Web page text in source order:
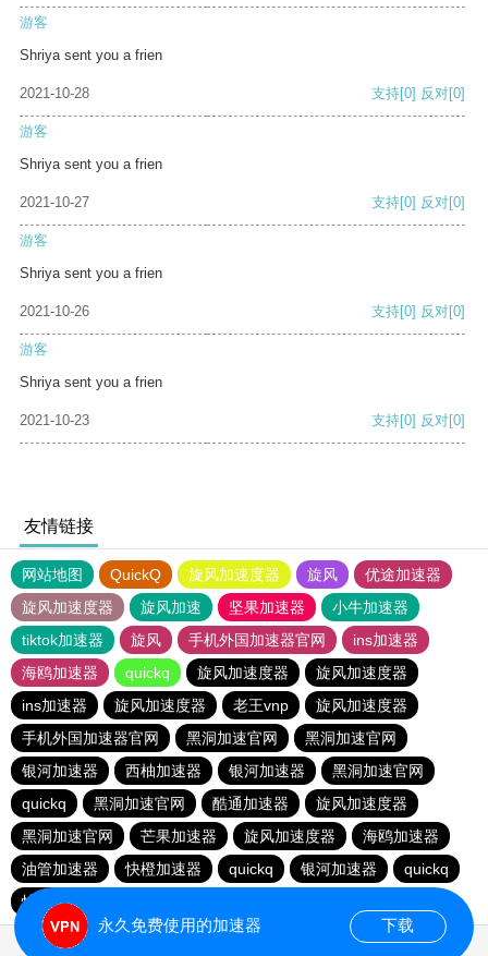
游客
Shriya sent you a frien
2021-10-28 支持[0] 反对[0]
游客
Shriya sent you a frien
2021-10-27 支持[0] 反对[0]
游客
Shriya sent you a frien
2021-10-26 支持[0] 反对[0]
游客
Shriya sent you a frien
2021-10-23 支持[0] 反对[0]
友情链接
网站地图 QuickQ 旋风加速度器 旋风
优途加速器
旋风加速度器
旋风加速 坚果加速器
小牛加速器
tiktok加速器
旋风 手机外国加速器官网
ins加速器
海鸥加速器
quickq 旋风加速度器
旋风加速度器
ins加速器
旋风加速度器 老王vnp
旋风加速度器
手机外国加速器官网
黑洞加速官网
黑洞加速官网
银河加速器
西柚加速器 银河加速器
黑洞加速官网
quickq
黑洞加速官网 酷通加速器
旋风加速度器
黑洞加速官网
芒果加速器 旋风加速度器
海鸥加速器
油管加速器
快橙加速器 quickq 银河加速器
quickq
快鸭加速器
永久免费使用的加速器 下载